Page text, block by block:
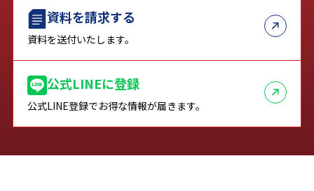
資料を請求する
資料を送付いたします。
公式LINEに登録
公式LINE登録でお得な情報が届きます。